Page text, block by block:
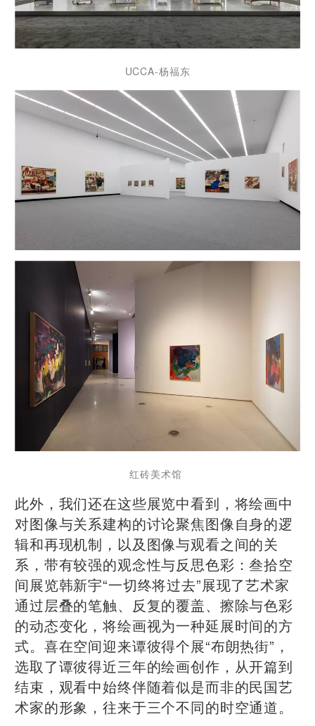
UCCA-杨福东
红砖美术馆
此外，我们还在这些展览中看到，将绘画中
对图像与关系建构的讨论聚焦图像自身的逻
辑和再现机制，以及图像与观看之间的关
系，带有较强的观念性与反思色彩：叁拾空
间展览韩新宇“一切终将过去”展现了艺术家
通过层叠的笔触、反复的覆盖、擦除与色彩
的动态变化，将绘画视为一种延展时间的方
式。喜在空间迎来谭彼得个展“布朗热街”，
选取了谭彼得近三年的绘画创作，从开篇到
结束，观看中始终伴随着似是而非的民国艺
术家的形象，往来于三个不同的时空通道。